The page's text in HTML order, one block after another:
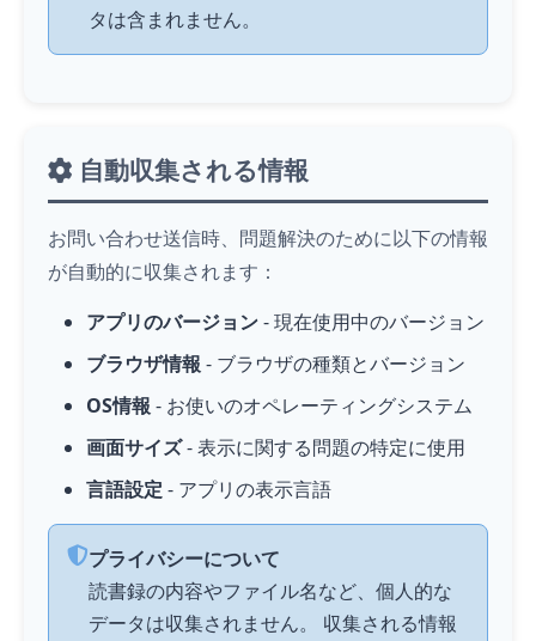
タは含まれません。
自動収集される情報
お問い合わせ送信時、問題解決のために以下の情報
が自動的に収集されます：
アプリのバージョン- 現在使用中のバージョン
ブラウザ情報 - ブラウザの種類とバージョン
OS情報 - お使いのオペレーティングシステム
画面サイズ- 表示に関する問題の特定に使用
言語設定 - アプリの表示言語
プライバシーについて
読書録の内容やファイル名など、個人的な
データは収集されません。 収集される情報